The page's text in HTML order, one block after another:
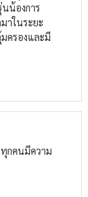
น้อง​การ
าในระยะ
ครองและมี
กคนมีความ